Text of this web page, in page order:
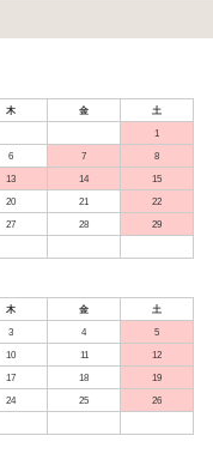
木 金
土
1
6 7
8
13 14
15
20 21
22
27 28
29
木 金
土
3 4
5
10 11
12
17 18
19
24 25
26